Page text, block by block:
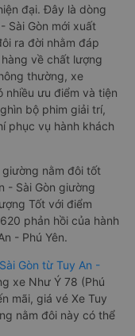
đại. Đây là dòng
Sài Gòn mới xuất
ra đời nhằm đáp
về chất lượng
thường, xe
nhiều ưu điểm và tiện
bộ phim giải trí,
phục vụ hành khách
giường nằm đôi tốt
- Sài Gòn giường
Tốt với điểm
phản hồi của hành
- Phú Yên.
Gòn từ Tuy An -
xe Như Ý 78 (Phú
mãi, giá vé Xe Tuy
nằm đôi này có thể